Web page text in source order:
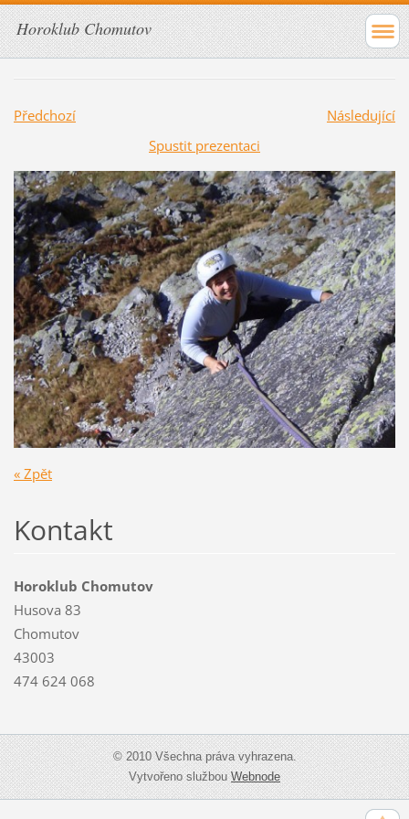
Horoklub Chomutov
Předchozí
Následující
Spustit prezentaci
« Zpět
Kontakt
Horoklub Chomutov
Husova 83
Chomutov
43003
474 624 068
© 2010 Všechna práva vyhrazena.
Vytvořeno službouWebnode